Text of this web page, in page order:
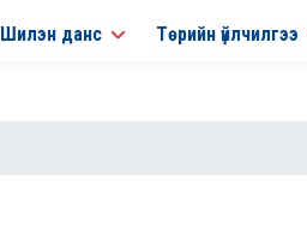
Шилэн данс Төрийн үйлчилгээ